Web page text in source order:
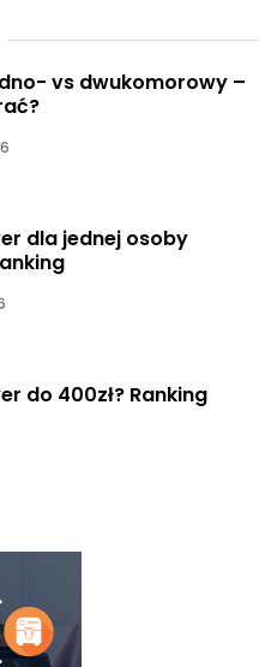
vs dwukomorowy –
dla jednej osoby
do 400zł? Ranking